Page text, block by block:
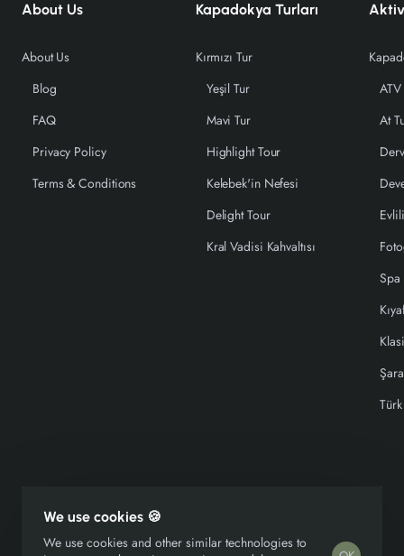
We use cookies 🍪
We use cookies and other similar technologies to
About Us
About Us
Blog
FAQ
Privacy Policy
Terms & Conditions
Kapadokya Turları
Kırmızı Tur
Yeşil Tur
Mavi Tur
Highlight Tour
Kelebek'in Nefesi
Delight Tour
Kral Vadisi Kahvaltısı
At
Copyright © 2026, Kelebek Group, All Rights Reserved